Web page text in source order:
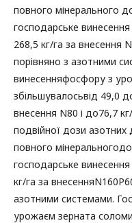
повного мінерального
господарське
268,5 кг/га за внесення
порівняно з азотними
винесенняфосфору з
збільшувалосьвід 49,0
внесення N80 і до76,7
подвійної дози
повного
господарське
кг/га за
азотними системами.
урожаєм зерната